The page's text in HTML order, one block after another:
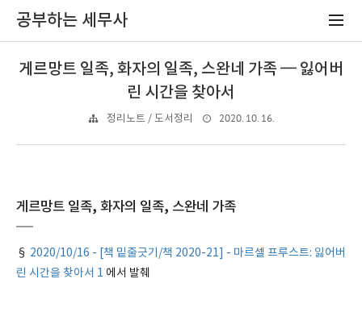
공부하는 세무사
게르망트 일족, 화자의 일족, 스완네 가족 ━ 잃어버
린 시간을 찾아서
정리노트 / 도서정리 2020. 10. 16.
게르망트 일족, 화자의 일족, 스완네 가족
§ 2020/10/16 - [책 밑줄긋기/책 2020-21] - 마르셀 프루스트: 잃어버
린 시간을 찾아서 1 에서 발췌